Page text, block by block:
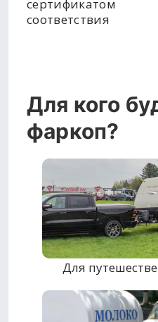
сертификатом
соответствия
Для кого
фаркоп?
Для